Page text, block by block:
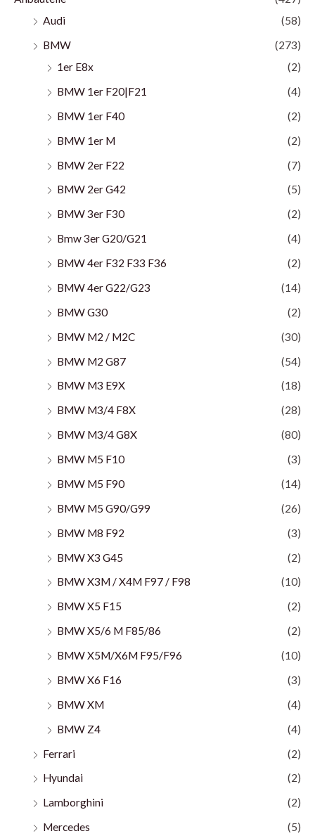
Audi
(58)
BMW
(273)
1er E8x
(2)
BMW 1er F20|F21
(4)
BMW 1er F40
(2)
BMW 1er M
(2)
BMW 2er F22
(7)
BMW 2er G42
(5)
BMW 3er F30
(2)
Bmw 3er G20/G21
(4)
BMW 4er F32 F33 F36
(2)
BMW 4er G22/G23
(14)
BMW G30
(2)
BMW M2 / M2C
(30)
BMW M2 G87
(54)
BMW M3 E9X
(18)
BMW M3/4 F8X
(28)
BMW M3/4 G8X
(80)
BMW M5 F10
(3)
BMW M5 F90
(14)
BMW M5 G90/G99
(26)
BMW M8 F92
(3)
BMW X3 G45
(2)
BMW X3M / X4M F97 / F98
(10)
BMW X5 F15
(2)
BMW X5/6 M F85/86
(2)
BMW X5M/X6M F95/F96
(10)
BMW X6 F16
(3)
BMW XM
(4)
BMW Z4
(4)
Ferrari
(2)
Hyundai
(2)
Lamborghini
(2)
Mercedes
(5)